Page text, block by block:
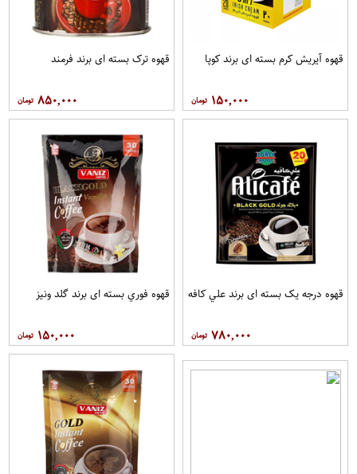
قهوه آيريش کرم بسته ای برند کوپا
۱۵۰,۰۰۰
قهوه ترک بسته ای برند فرمند
۸۵۰,۰۰۰
قهوه درجه یک بسته ای برند علي کافه
۷۸۰,۰۰۰
قهوه فوري بسته ای برند گلد ونيز
۱۵۰,۰۰۰